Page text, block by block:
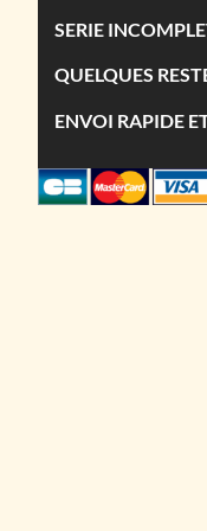
SERIE
QUELQUES
ENVOI RAPIDE